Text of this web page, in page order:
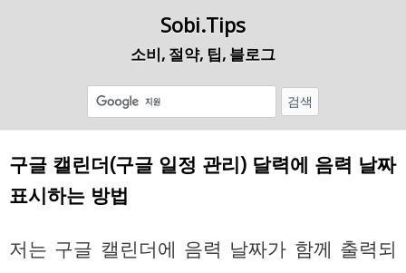
Sobi.Tips
소비, 절약, 팁, 블로그
구글 캘린더(구글 일정 관리) 달력에 음력 날짜
표시하는 방법
저는 구글 캘린더에 음력 날짜가 함께 출력되